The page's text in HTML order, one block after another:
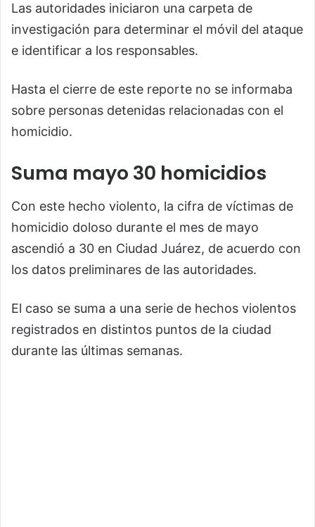
Las autoridades iniciaron una carpeta de
investigación para determinar el móvil del ataque
e identificar a los responsables.
Hasta el cierre de este reporte no se informaba
sobre personas detenidas relacionadas con el
homicidio.
Suma mayo 30 homicidios
Con este hecho violento, la cifra de víctimas de
homicidio doloso durante el mes de mayo
ascendió a 30 en Ciudad Juárez, de acuerdo con
los datos preliminares de las autoridades.
El caso se suma a una serie de hechos violentos
registrados en distintos puntos de la ciudad
durante las últimas semanas.